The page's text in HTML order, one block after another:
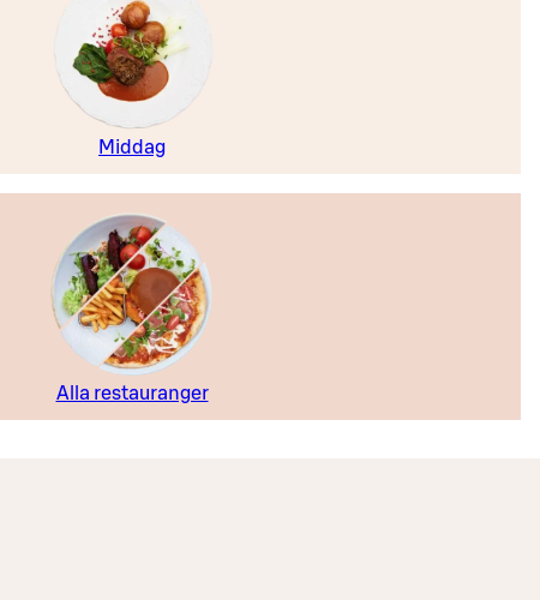
Middag
Alla restauranger